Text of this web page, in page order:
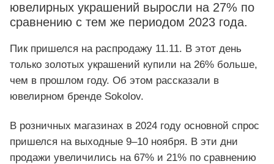
ювелирных украшений выросли на 27% по
сравнению с тем же периодом 2023 года.
Пик пришелся на распродажу 11.11. В этот день
только золотых украшений купили на 26% больше,
чем в прошлом году. Об этом рассказали в
ювелирном бренде Sokolov.
В розничных магазинах в 2024 году основной спрос
пришелся на выходные 9–10 ноября. В эти дни
продажи увеличились на 67% и 21% по сравнению